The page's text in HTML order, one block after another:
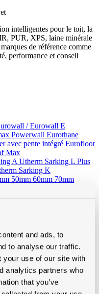
and ads, to
to analyse our traffic.
your use of our site with
analytics partners who
that you’ve
intelligentes pour le toit, la
PUR, XPS, laine minérale
de référence comme
performance et conseil
/ Eurowall E
Powerwall Eurothane
avec pente intégré Eurofloor
Max
A Utherm Sarking L Plus
Sarking K
50mm 60mm 70mm
Rockwool